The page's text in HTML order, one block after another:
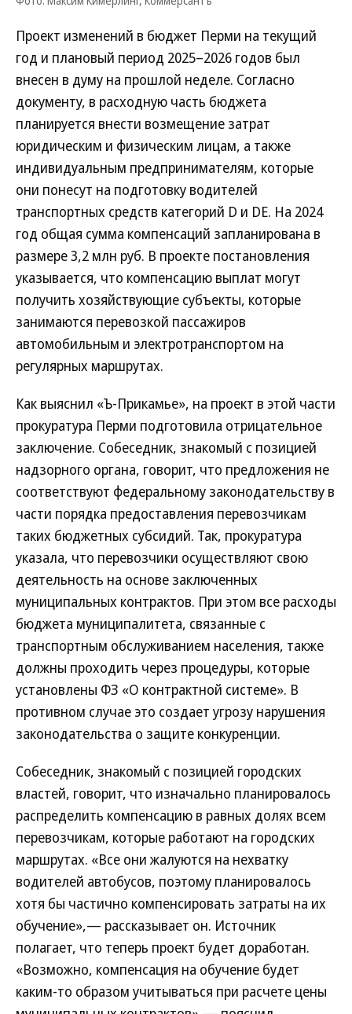
Проект изменений в бюджет Перми на текущий
год и плановый период 2025–2026 годов был
внесен в думу на прошлой неделе. Согласно
документу, в расходную часть бюджета
планируется внести возмещение затрат
юридическим и физическим лицам, а также
индивидуальным предпринимателям, которые
они понесут на подготовку водителей
транспортных средств категорий D и DE. На 2024
год общая сумма компенсаций запланирована в
размере 3,2 млн руб. В проекте постановления
указывается, что компенсацию выплат могут
получить хозяйствующие субъекты, которые
занимаются перевозкой пассажиров
автомобильным и электротранспортом на
регулярных маршрутах.
Как выяснил «Ъ-Прикамье», на проект в этой части
прокуратура Перми подготовила отрицательное
заключение. Собеседник, знакомый с позицией
надзорного органа, говорит, что предложения не
соответствуют федеральному законодательству в
части порядка предоставления перевозчикам
таких бюджетных субсидий. Так, прокуратура
указала, что перевозчики осуществляют свою
деятельность на основе заключенных
муниципальных контрактов. При этом все расходы
бюджета муниципалитета, связанные с
транспортным обслуживанием населения, также
должны проходить через процедуры, которые
установлены ФЗ «О контрактной системе». В
противном случае это создает угрозу нарушения
законодательства о защите конкуренции.
Собеседник, знакомый с позицией городских
властей, говорит, что изначально планировалось
распределить компенсацию в равных долях всем
перевозчикам, которые работают на городских
маршрутах. «Все они жалуются на нехватку
водителей автобусов, поэтому планировалось
хотя бы частично компенсировать затраты на их
обучение»,— рассказывает он. Источник
полагает, что теперь проект будет доработан.
«Возможно, компенсация на обучение будет
каким-то образом учитываться при расчете цены